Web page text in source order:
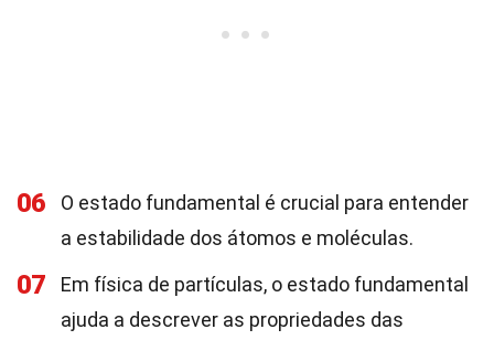
06
O estado fundamental é crucial para entender
a estabilidade dos átomos e moléculas.
07
Em física de partículas, o estado fundamental
ajuda a descrever as propriedades das